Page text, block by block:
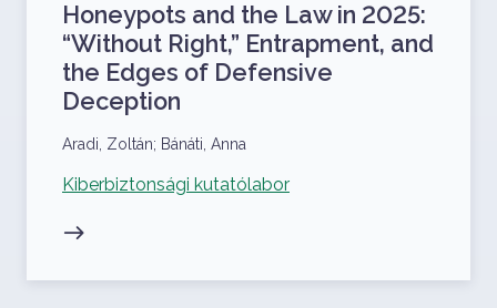
Honeypots and the Law in 2025:
“Without Right,” Entrapment, and
the Edges of Defensive
Deception
Szerzők
Aradi, Zoltán; Bánáti, Anna
Kapcsolódó projekt
Kiberbiztonsági kutatólabor